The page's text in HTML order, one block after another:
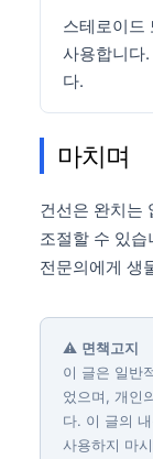
스테로이드
사용합니다
다.
마치며
건선은 완치는
조절할 수 있
전문의에게 생
⚠️ 면책고지
이 글은 일반
었으며, 개인
다. 이 글의
사용하지 마